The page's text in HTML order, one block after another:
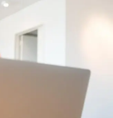
online
que
resultados?